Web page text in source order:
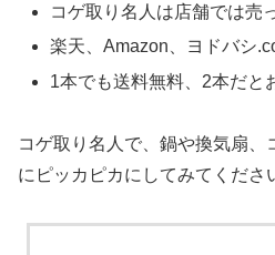
コゲ取り名人は店舗では売
楽天、Amazon、ヨドバシ
1本でも送料無料、2本だと
コゲ取り名人で、鍋や換気扇、
にピッカピカにしてみてくださ